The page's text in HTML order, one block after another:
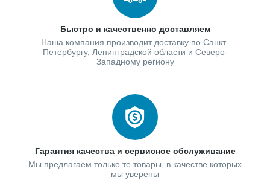
Быстро и качественно доставляем
Наша компания производит доставку по Санкт-
Петербургу, Ленинградской области и Северо-
Западному региону
Гарантия качества и сервисное обслуживание
Мы предлагаем только те товары, в качестве которых
мы уверены